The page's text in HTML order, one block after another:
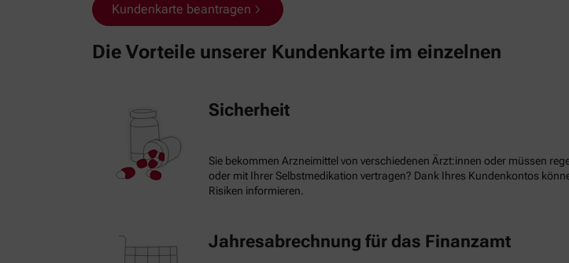
Kundenkarte beantragen
Die Vorteile unserer Kundenkarte im einzelnen
Sicherheit
Sie bekommen Arzneimittel von verschiedenen Ärzt:innen oder müssen
oder mit Ihrer Selbstmedikation vertragen? Dank Ihres Kundenkontos
Risiken informieren.
Jahresabrechnung für das Finanzamt